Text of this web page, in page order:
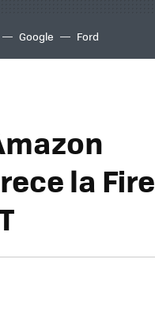
Google Ford
la Fire